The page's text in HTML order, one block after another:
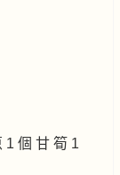
1 個 甘 筍 1